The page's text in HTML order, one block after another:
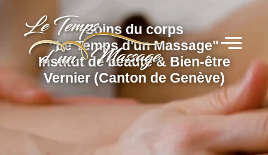
Soins du corps
"Le Temps d'un Massage"
Institut de beauté & Bien-être
Vernier (Canton de Genève)